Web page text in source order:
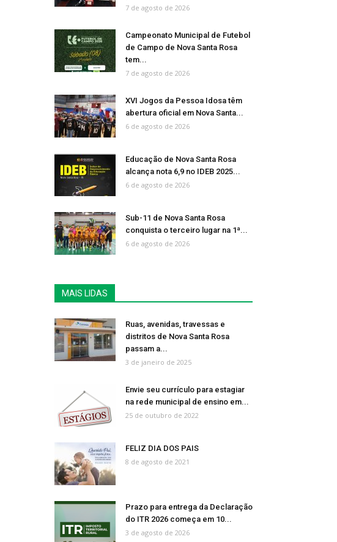
7 de agosto de 2026
Campeonato Municipal de Futebol
de Campo de Nova Santa Rosa
tem...
7 de agosto de 2026
XVI Jogos da Pessoa Idosa têm
abertura oficial em Nova Santa...
6 de agosto de 2026
Educação de Nova Santa Rosa
alcança nota 6,9 no IDEB 2025...
6 de agosto de 2026
Sub-11 de Nova Santa Rosa
conquista o terceiro lugar na 1ª...
6 de agosto de 2026
MAIS LIDAS
Ruas, avenidas, travessas e
distritos de Nova Santa Rosa
passam a...
3 de janeiro de 2025
Envie seu currículo para estagiar
na rede municipal de ensino em...
25 de outubro de 2022
FELIZ DIA DOS PAIS
8 de agosto de 2021
Prazo para entrega da Declaração
do ITR 2026 começa em 10...
3 de agosto de 2026